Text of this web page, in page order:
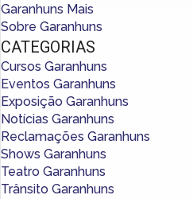
Garanhuns Mais
Sobre Garanhuns
CATEGORIAS
Cursos Garanhuns
Eventos Garanhuns
Exposição Garanhuns
Notícias Garanhuns
Reclamações Garanhuns
Shows Garanhuns
Teatro Garanhuns
Trânsito Garanhuns